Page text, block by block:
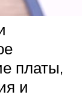
платы,
и